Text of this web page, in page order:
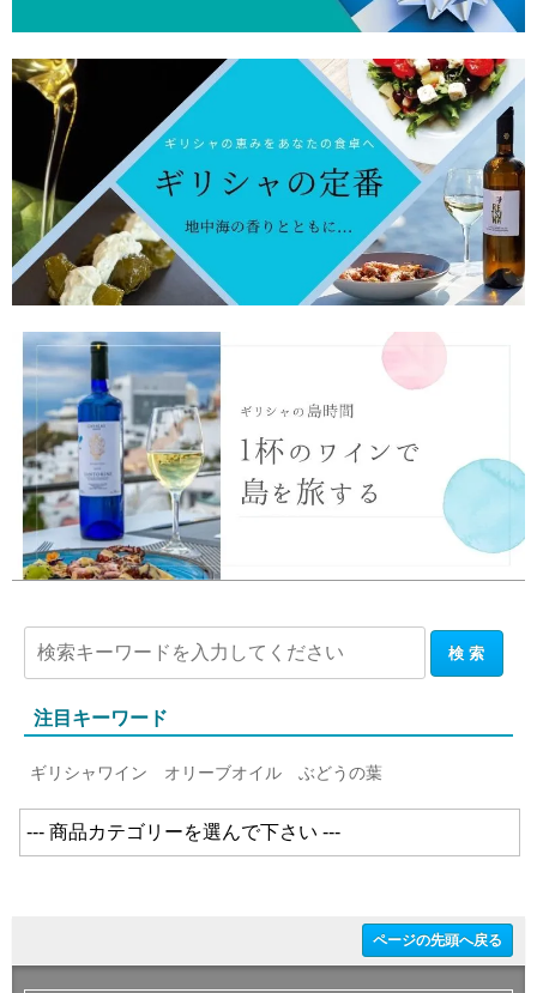
注目キーワード
ギリシャワイン オリーブオイル ぶどうの葉
ページの先頭へ戻る